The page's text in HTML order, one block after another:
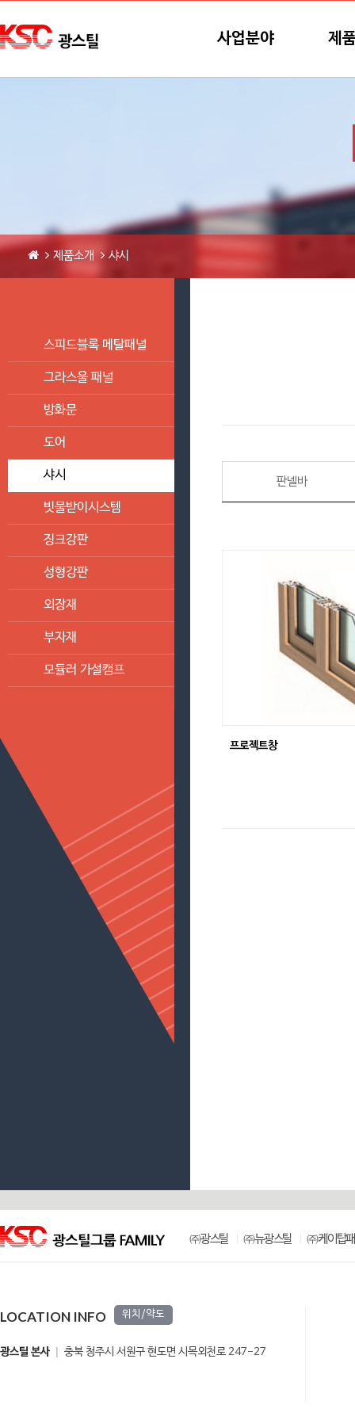
메뉴바로가기
사업분야 제
스피드블록 메탈패널
그라스울 패널
방화문
도어
샤시
빗물받이시스템
징크강판
성형강판
외장재
부자재
모듈러 가설캠프
제품소개 샤시
판넬바
프로젝트창
㈜광스틸 ㈜뉴광스틸 ㈜케이탑
LOCATION INFO 위치/약도
광스틸 본사 충북 청주시 서원구 현도면 시목외천로 247-27